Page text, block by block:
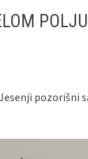
pozorišni